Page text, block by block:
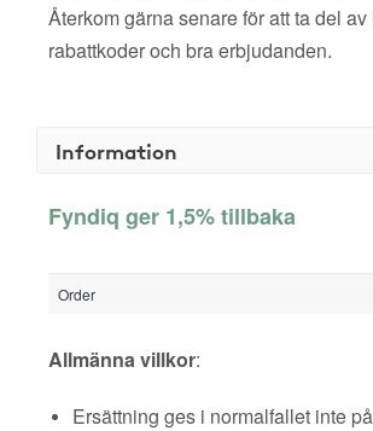
Återkom gärna senare för att ta del av
rabattkoder och bra erbjudanden.
Information
Fyndiq ger 1,5% tillbaka
Order
Allmänna villkor:
Ersättning ges i normalfallet inte